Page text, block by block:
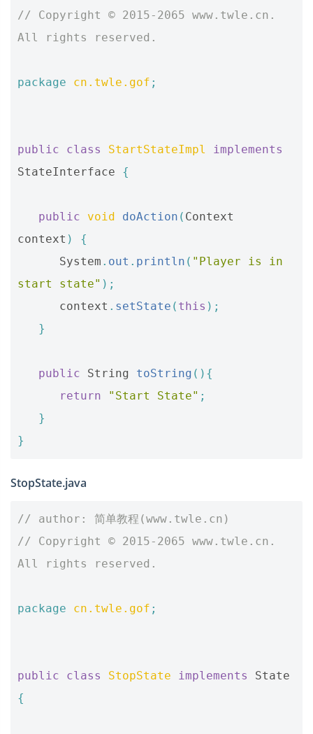
// Copyright © 2015-2065 www.twle.cn.
All rights reserved.
package cn.twle.gof ;
public class StartStateImpl
implements
StateInterface
{
public void doAction ( Context
context )
{
System . out . println ( "Player is in
start state" );
context . setState ( this );
}
public String toString (){
return
"Start State" ;
}
}
StopState.java
// author: 简单教程(www.twle.cn)
// Copyright © 2015-2065 www.twle.cn.
All rights reserved.
package cn.twle.gof ;
public class StopState implements
State
{